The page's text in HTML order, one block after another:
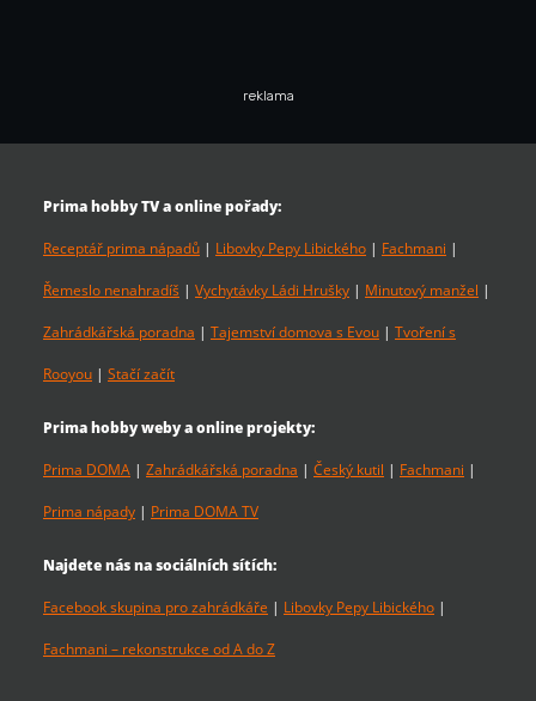
reklama
Prima hobby TV a online pořady:
Receptář prima nápadů | Libovky Pepy Libického | Fachmani |
Řemeslo nenahradíš | Vychytávky Ládi Hrušky | Minutový manžel |
Zahrádkářská poradna | Tajemství domova s Evou | Tvoření s
Rooyou | Stačí začít
Prima hobby weby a online projekty:
Prima DOMA | Zahrádkářská poradna | Český kutil | Fachmani |
Prima nápady | Prima DOMA TV
Najdete nás na sociálních sítích:
Facebook skupina pro zahrádkáře | Libovky Pepy Libického |
Fachmani – rekonstrukce od A do Z